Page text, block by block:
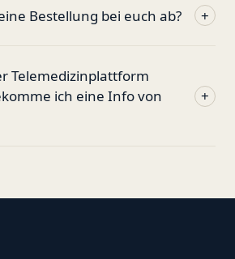
Bestellung bei euch ab? +
Telemedizinplattform
ich eine Info von
+